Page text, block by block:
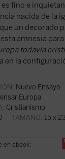
fino e
nacida de la
un decorado
amnesia
todavía
en la
Nuevo Ensayo
Europa
Cristianismo
TAMAÑO: 15 x
en ebook: